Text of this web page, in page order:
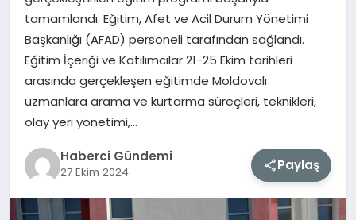
SAĞLIK
TEKNOLOJI
tamamlandı. Eğitim, Afet ve Acil Durum Yönetimi
Başkanlığı (AFAD) personeli tarafından sağlandı.
Eğitim İçeriği ve Katılımcılar 21-25 Ekim tarihleri
arasında gerçekleşen eğitimde Moldovalı
uzmanlara arama ve kurtarma süreçleri, teknikleri,
olay yeri yönetimi,…
Haberci Gündemi
27 Ekim 2024 Paylaş